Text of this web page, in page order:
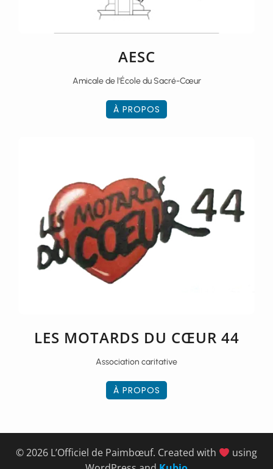
AESC
Amicale de l'École du Sacré-Cœur
À PROPOS
LES MOTARDS DU CŒUR 44
Association caritative
À PROPOS
© 2026 L’Officiel de Paimbœuf. Created with
using